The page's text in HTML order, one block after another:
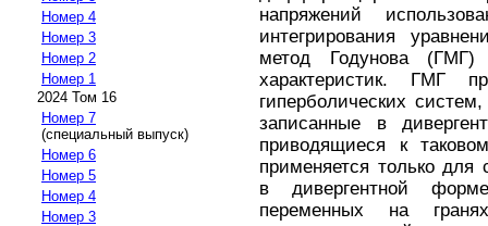
Номер 4
Номер 3
Номер 2
Номер 1
2024 Том 16
Номер 7
(специальный выпуск)
Номер 6
Номер 5
Номер 4
Номер 3
напряжений
интегрирования
метод Годунова
характеристик. ГМГ
гиперболических
записанные в
приводящиеся к
применяется только для
в дивергентной
переменных на